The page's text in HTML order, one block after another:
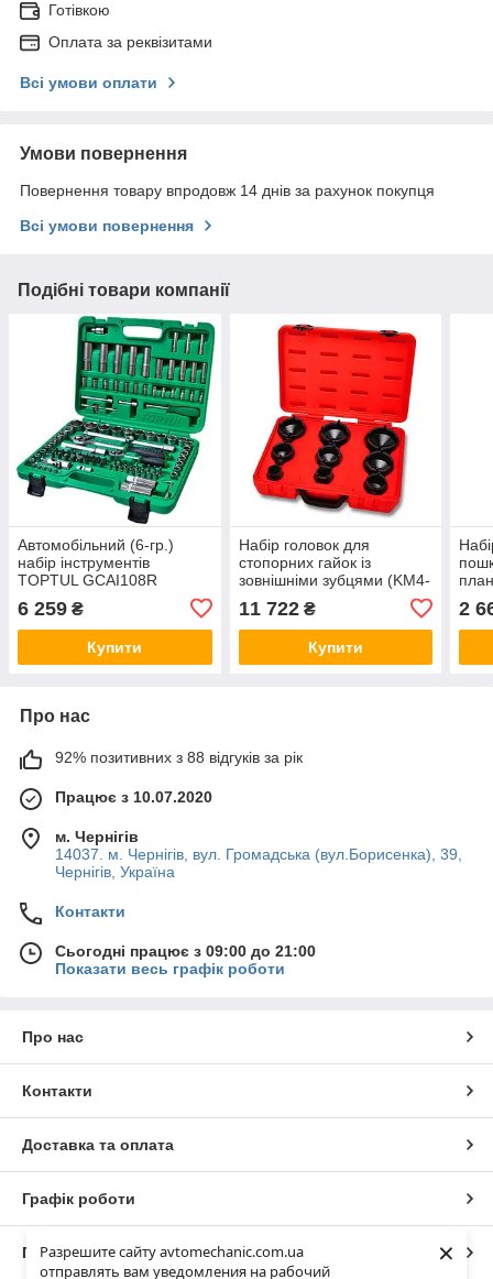
Разрешите сайту avtomechanic.com.ua
отправлять вам уведомления на рабочий
×
Готівкою
Оплата за реквізитами
Всі умови оплати
Умови повернення
Повернення товару впродовж 14 днів за рахунок покупця
Всі умови повернення
Подібні товари компанії
Автомобільний (6-гр.)
набір інструментів
TOPTUL GCAI108R
6 259 ₴
Купити
Набір головок для
стопорних гайок із
зовнішніми зубцями (KM4-
JGAI0901
11 722₴
Купити
2
Про нас
92% позитивних з 88 відгуків за рік
Працює з 10.07.2020
м. Чернігів
14037. м. Чернігів, вул. Громадська (вул.Борисенка), 39,
Чернігів, Україна
Контакти
Сьогодні працює з 09:00 до 21:00
Показати весь графік роботи
Про нас
Контакти
Доставка та оплата
Графік роботи
Повна версія сайту